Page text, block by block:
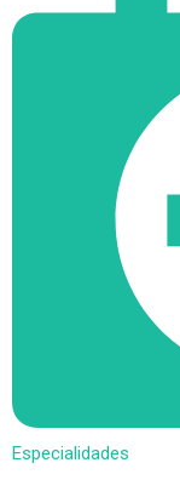
Especialidades